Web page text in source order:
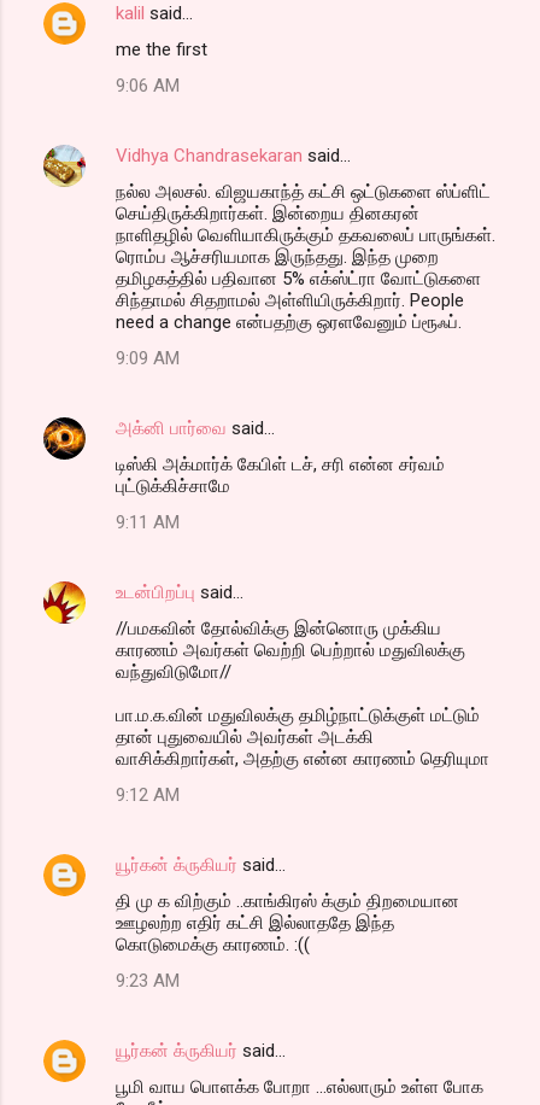
s
kalil said…
me the first
9:06 AM
Vidhya Chandrasekaran said…
நல்ல அலசல். விஜயகாந்த் கட்சி ஒட்டுகளை ஸ்ப்ளிட்
செய்திருக்கிறார்கள். இன்றைய தினகரன்
நாளிதழில் வெளியாகிருக்கும் தகவலைப் பாருங்கள்.
ரொம்ப ஆச்சரியமாக இருந்தது. இந்த முறை
தமிழகத்தில் பதிவான 5% எக்ஸ்ட்ரா வோட்டுகளை
சிந்தாமல் சிதறாமல் அள்ளியிருக்கிறார். People
need a change என்பதற்கு ஒரளவேனும் ப்ரூஃப்.
9:09 AM
அக்னி பார்வை said…
டிஸ்கி அக்மார்க் கேபிள் டச், சரி என்ன சர்வம்
புட்டுக்கிச்சாமே
9:11 AM
உடன்பிறப்பு said…
//பமகவின் தோல்விக்கு இன்னொரு முக்கிய
காரணம் அவர்கள் வெற்றி பெற்றால் மதுவிலக்கு
வந்துவிடுமோ//
பா.ம.க.வின் மதுவிலக்கு தமிழ்நாட்டுக்குள் மட்டும்
தான் புதுவையில் அவர்கள் அடக்கி
வாசிக்கிறார்கள், அதற்கு என்ன காரணம் தெரியுமா
9:12 AM
யூர்கன் க்ருகியர் said…
தி மு க விற்கும் ..காங்கிரஸ் க்கும் திறமையான
ஊழலற்ற எதிர் கட்சி இல்லாததே இந்த
கொடுமைக்கு காரணம். :((
9:23 AM
யூர்கன் க்ருகியர் said…
பூமி வாய பொளக்க போறா ...எல்லாரும் உள்ள போக